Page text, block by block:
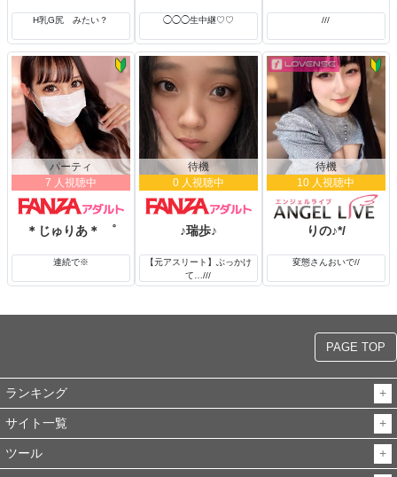
H乳G尻 みたい？ ◯◯◯生中継♡♡ ///
パーティ
7 人視聴中
＊じゅりあ＊ ゜
連続で※
待機
0 人視聴中
♪瑞歩♪
【元アスリート】ぶっかけ
て…///
待機
10 人視聴中
りの♪*/
変態さんおいで//
PAGE TOP
ランキング
サイト一覧
ツール